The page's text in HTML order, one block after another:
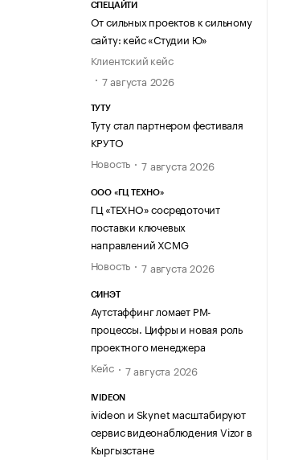
СПЕЦАЙТИ
От сильных проектов к сильному
сайту: кейс «Студии Ю»
Клиентский кейс
7 августа 2026
ТУТУ
Туту стал партнером фестиваля
КРУТО
Новость
7 августа 2026
ООО «ГЦ ТЕХНО»
ГЦ «ТЕХНО» сосредоточит
поставки ключевых
направлений XCMG
Новость
7 августа 2026
СИНЭТ
Аутстаффинг ломает PM-
процессы. Цифры и новая роль
проектного менеджера
Кейс
7 августа 2026
IVIDEON
ivideon и Skynet масштабируют
сервис видеонаблюдения Vizor в
Кыргызстане